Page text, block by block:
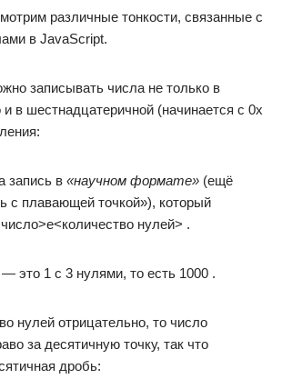
различные тонкости, связанные с
в JavaScript.
записывать числа не только в
и в шестнадцатеричной (начинается с 0x
запись в «научном формате» (ещё
с плавающей точкой»), который
нулей> .
это 1 с 3 нулями, то есть 1000 .
нулей отрицательно, то число
за десятичную точку, так что
дробь: